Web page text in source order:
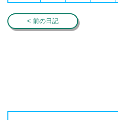
< 前の日記